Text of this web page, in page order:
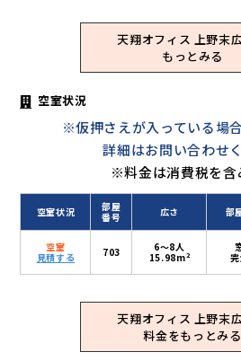
天翔オフィス 上野末
もっとみる
空室状況
※仮押さえが入っている場
詳細はお問い合わせ
※料金は消費税を含
空室状況
部屋
番号
広さ 部
空室
見積する
703
6〜8人
15.98m2
天翔オフィス 上野末
料金をもっとみる